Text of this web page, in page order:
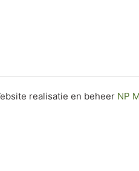
realisatie en beheer NP